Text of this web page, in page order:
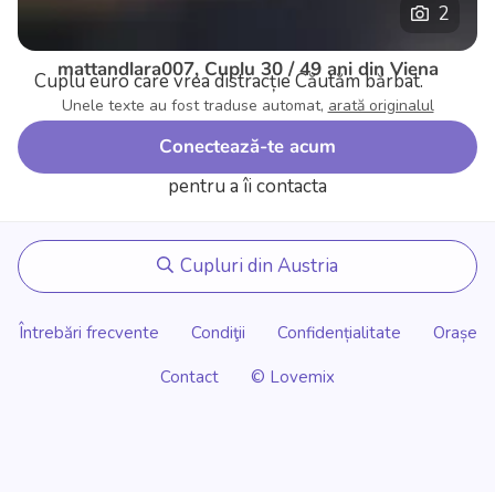
2
mattandlara007, Cuplu 30 / 49 ani din Viena
Cuplu euro care vrea distracțieCăutăm bărbat.
Unele texte au fost traduse automat, arată originalul
Conectează-te acum
pentru a îi contacta
Cupluri din Austria
Întrebări frecvente Condiţii Confidențialitate
Orașe
Contact
© Lovemix